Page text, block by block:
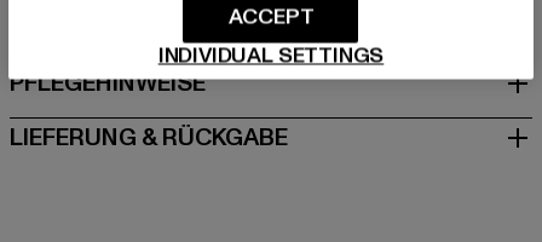
GRÖSSE & PASSFORM
PFLEGEHINWEISE
LIEFERUNG & RÜCKGABE
INDIVIDUAL SETTINGS
ACCEPT